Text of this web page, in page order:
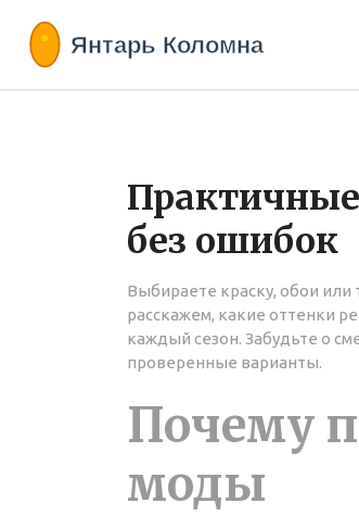
без ошибок
Выбираете краску, обои
расскажем, какие оттенки
каждый сезон. Забудьте о
проверенные варианты.
Почему
моды